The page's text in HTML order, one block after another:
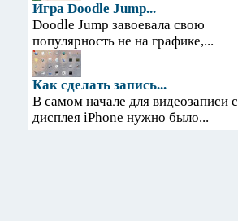
Игра Doodle Jump...
Doodle Jump завоевала свою
популярность не на графике,...
Как сделать запись...
В самом начале для видеозаписи с
дисплея iPhone нужно было...